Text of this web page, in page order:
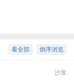
倒序浏览
看全部
沙发